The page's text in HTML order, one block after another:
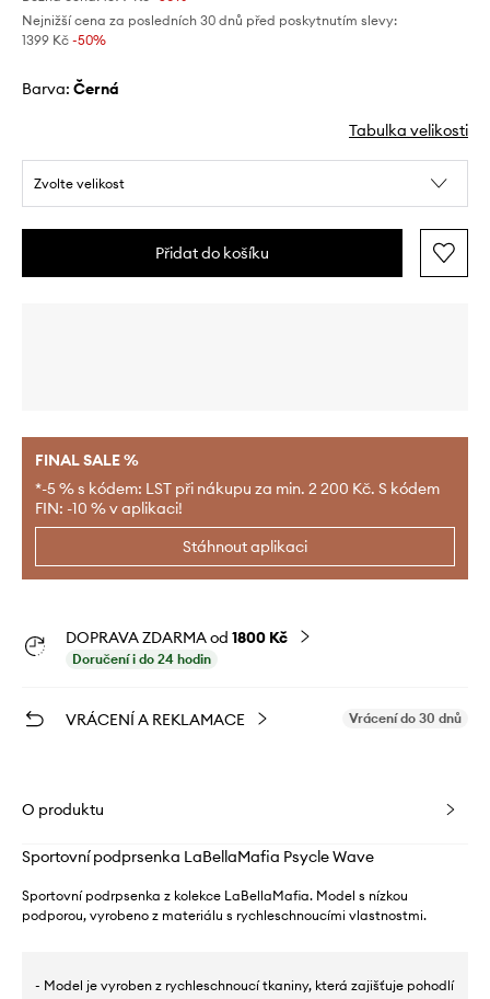
Nejnižší cena za posledních 30 dnů před poskytnutím slevy:
1399 Kč -50%
Barva: černá
Tabulka velikosti
Zvolte velikost
Přidat do košíku
FINAL SALE %
*-5 % s kódem: LST při nákupu za min. 2 200 Kč. S kódem
FIN: -10 % v aplikaci!
Stáhnout aplikaci
DOPRAVA ZDARMA od 1800 Kč
Doručení i do 24 hodin
VRÁCENÍ A REKLAMACE Vrácení do 30 dnů
O produktu
Sportovní podprsenka LaBellaMafia Psycle Wave
Sportovní podrpsenka z kolekce LaBellaMafia. Model s nízkou
podporou, vyrobeno z materiálu s rychleschnoucími vlastnostmi.
- Model je vyroben z rychleschnoucí tkaniny, která zajišťuje pohodlí